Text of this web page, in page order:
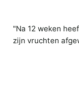
"Na 12 weken
zijn vruchten